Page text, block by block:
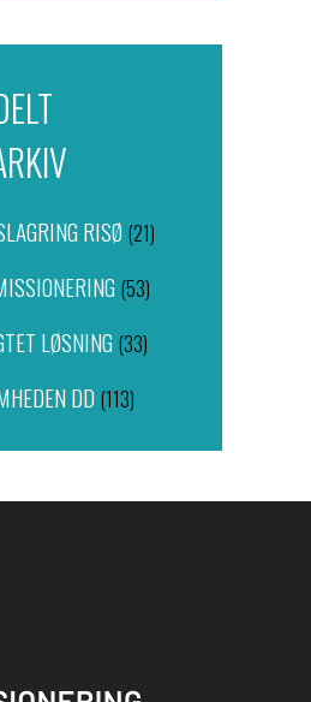
RISØ (21)
(53)
LØSNING (33)
DD (113)